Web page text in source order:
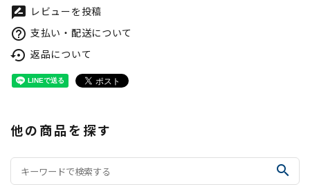
rate_review レビューを投稿
help_outline 支払い・配送について
settings_backup_restore 返品について
他の商品を探す
search